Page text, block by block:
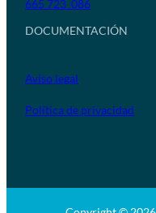
665 723 086
DOCUMENTACIÓN
Aviso legal
Política de privacidad